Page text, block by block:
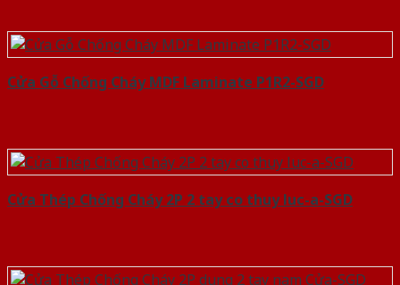
Cửa Gỗ Chống Cháy MDF Laminate P1R2-SGD
Cửa Thép Chống Cháy 2P 2 tay co thuy luc-a-SGD